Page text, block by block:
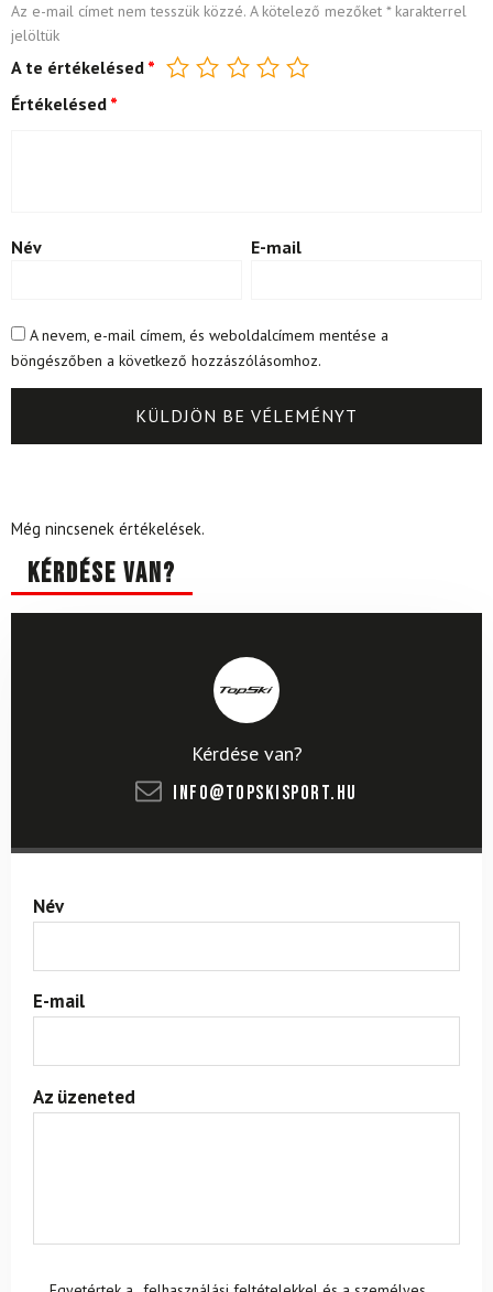
Az e-mail címet nem tesszük közzé. A kötelező mezőket *karakterrel
jelöltük
A te értékelésed *
Értékelésed *
Név E-mail
A nevem, e-mail címem, és weboldalcímem mentése a
böngészőben a következő hozzászólásomhoz.
Még nincsenek értékelések.
Kérdése van?
Kérdése van?
info@topskisport.hu
Név
E-mail
Az üzeneted